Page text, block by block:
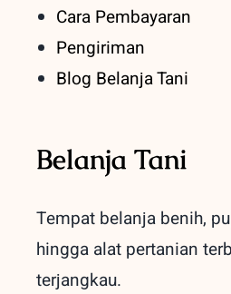
Cara Pembayaran
Pengiriman
Blog Belanja Tani
Belanja Tani
Tempat belanja benih,
hingga alat pertanian
terjangkau.